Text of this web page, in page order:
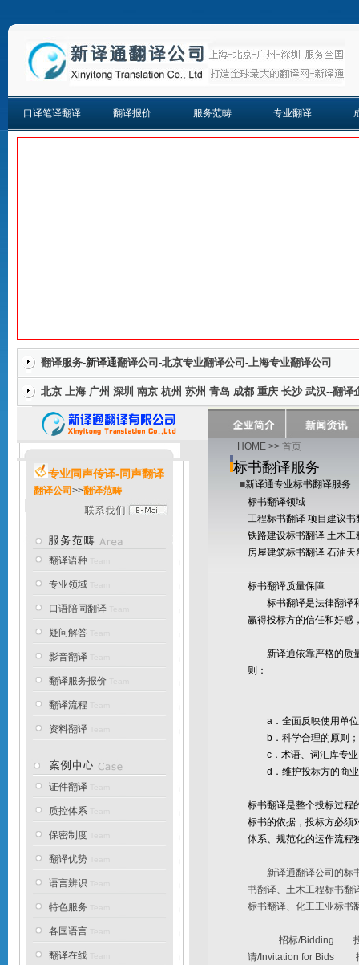
口译笔译翻译 翻译报价 服务范畴 专业翻译
翻译服务-新译通翻译公司 -北京专业翻译公司 -上海专业翻译公司
北京 上海 广州 深圳 南京 杭州 苏州 青岛 成都 重庆 长沙 武汉--翻译
专业同声传译-同声翻译
翻译公司 >>翻译范畴
翻译语种
专业领域
口语陪同翻译
疑问解答
影音翻译
翻译服务报价
翻译流程
资料翻译
证件翻译
质控体系
保密制度
翻译优势
语言辨识
特色服务
各国语言
翻译在线
HOME >> 首页
标书翻译服务
■新译通专业标书翻译服务
标书翻译领域
工程标书翻译 项目建议
铁路建设标书翻译 土木
房屋建筑标书翻译 石油
标书翻译质量保障
标书翻译是法律翻译和
赢得投标方的信任和好感
新译通依靠严格的质量
则：
a．全面反映使用单位
b．科学合理的原则；
c．术语、词汇库专业
d．维护投标方的商业
标书翻译是整个投标过程
标书的依据，投标方必须
体系、规范化的运作流程
新译通翻译公司的标书
书翻译、土木工程标书翻
标书翻译、化工工业标书
招标/Bidding 投标
请/Invitation for Bids